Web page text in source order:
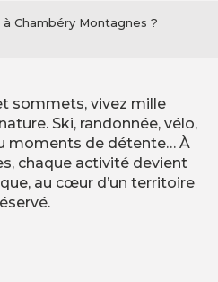
Chambéry Montagnes ?
sommets, vivez mille
Ski, randonnée, vélo,
moments de détente… À
chaque activité devient
au cœur d’un territoire